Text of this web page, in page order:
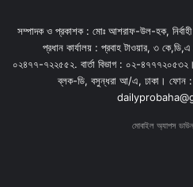
সম্পাদক ও প্রকাশক : মোঃ আশরাফ-উল-হক,
প্রধান কার্যালয় : প্রবাহ টাওয়ার, ৩
০২৪৭৭-৭২২৫৫২. বার্তা বিভাগ : ০২-
ব্লক-ডি, বসুন্ধরা আ/এ, ঢাকা।
মোবাইল অ্যাপস